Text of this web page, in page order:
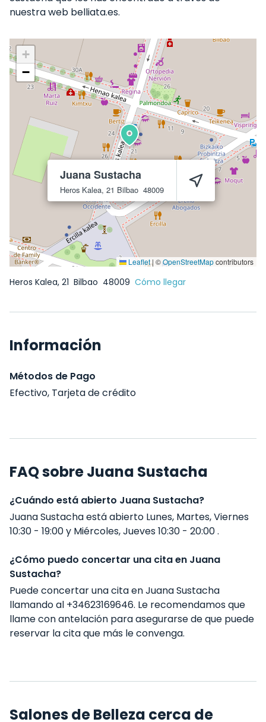
nuestra web belliata.es.
Juana Sustacha
Heros Kalea, 21 Bilbao 48009
+
−
Leaflet| ©OpenStreetMapcontributors
Heros Kalea, 21 Bilbao 48009 Cómo llegar
Información
Métodos de Pago
Efectivo, Tarjeta de crédito
FAQ sobre Juana Sustacha
¿Cuándo está abierto Juana Sustacha?
Juana Sustacha está abierto Lunes, Martes, Viernes
10:30 - 19:00 y Miércoles, Jueves 10:30 - 20:00 .
¿Cómo puedo concertar una cita en Juana
Sustacha?
Puede concertar una cita en Juana Sustacha
llamando al +34623169646. Le recomendamos que
llame con antelación para asegurarse de que puede
reservar la cita que más le convenga.
Salones de Belleza cerca de